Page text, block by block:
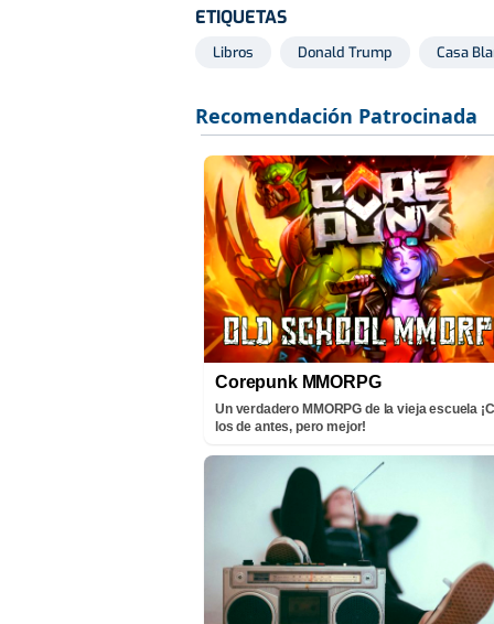
ETIQUETAS
Libros Donald Trump Casa
Corepunk MMORPG
Un verdadero MMORPG de la vieja escuela
los de antes, pero mejor!